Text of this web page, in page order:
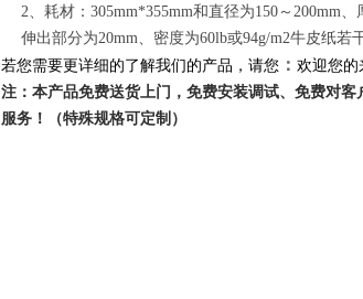
2、耗材：305mm*355mm和直径为150～200mm
伸出部分为20mm、密度为60lb或94g/m2牛皮纸若
若您需要更详细的了解我们的产品，请您 ： 欢迎您的
注：本产品免费送货上门，免费安装调试、免费对
服务！
（特殊规格可定制）